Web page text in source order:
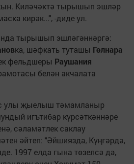
Киләчәктә тырышып эшләр
кирәк...", -диде ул.
тырышып эшләгәннәргә:
ка, шәфкать туташы Гөлнара
фельдшеры Раушания
белән акчалата
улы җыелыш тәмамланыр
игътибар күрсәткәннәре
сәламәтлек саклау
әйтеп: "Әйшиязда, Күңгәрдә,
1997 елда гына төзелсә дә,